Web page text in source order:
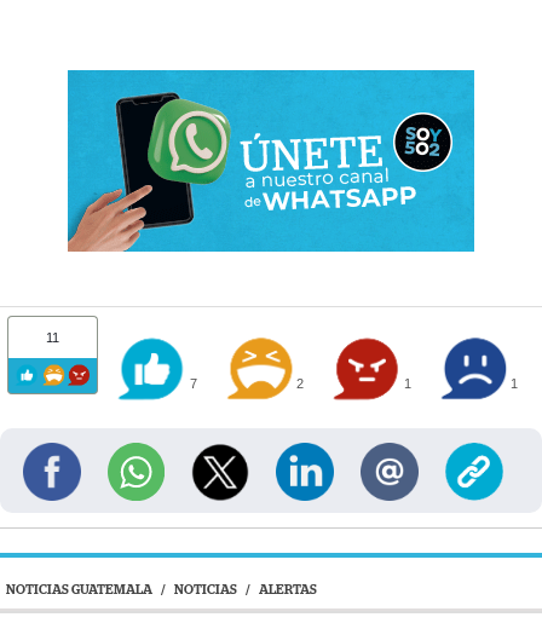
11
7 2 1 1
NOTICIAS GUATEMALA / NOTICIAS / ALERTAS